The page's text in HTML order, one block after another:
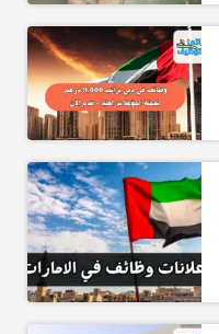
الأدوية.
والامتثال.
والتوثيق.
إدارة الصحة.
الشخصي.
مع فرق الرعاية
على الأدلة.
في التمريض